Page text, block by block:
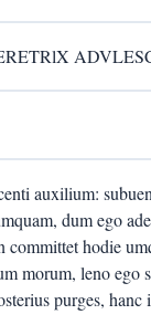
auxilium:
dum ego
hodie
morum, leno
purges,